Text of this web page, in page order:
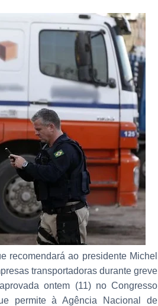
recomendará ao presidente Michel
transportadoras durante greve
ontem (11) no Congresso
permite à Agência Nacional de